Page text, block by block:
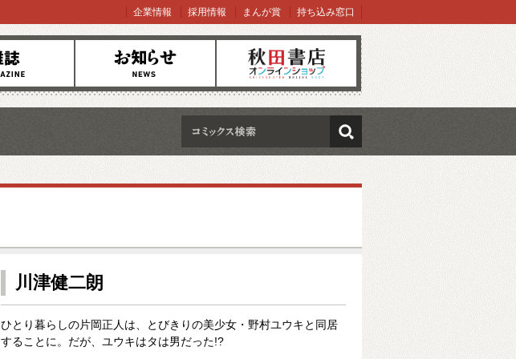
お知らせ オンラインショップ
企業情報 採用情報 まんが賞 持ち込み窓口
検索
川津健二朗
ひとり暮らしの片岡正人は、とびきりの美少女・野村ユウキと同居
することに。だが、ユウキはタは男だった!?